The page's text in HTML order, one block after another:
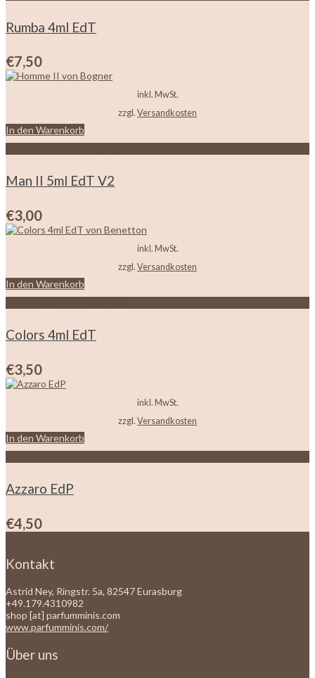
Rumba 4ml EdT
€7,50
inkl. MwSt.
zzgl. Versandkosten
In den Warenkorb
Man II 5ml EdT V2
€3,00
inkl. MwSt.
zzgl. Versandkosten
In den Warenkorb
Colors 4ml EdT
€3,50
inkl. MwSt.
zzgl. Versandkosten
In den Warenkorb
Azzaro EdP
€4,50
Kontakt
Astrid Ney, Ringstr. 5a, 82547 Eurasburg
+49.179.4310982
shop [at] parfumminis.com
www.parfumminis.com/
Über uns